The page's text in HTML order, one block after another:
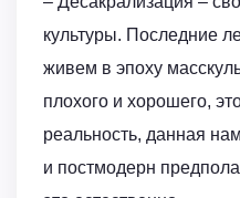
культуры. Последние
живем в эпоху
плохого и хорошего,
реальность, данная
и постмодерн